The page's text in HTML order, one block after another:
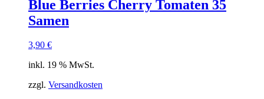
Blue Berries Cherry Tomaten 35
Samen
3,90 €
inkl. 19 % MwSt.
zzgl. Versandkosten